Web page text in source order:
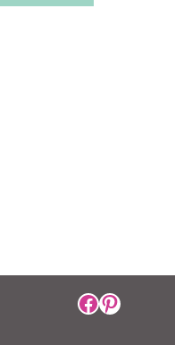
Perfil de Facebook
Perfil de Pinterest